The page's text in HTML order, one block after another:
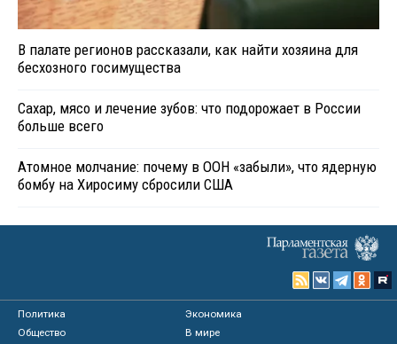
В палате регионов рассказали, как найти хозяина для
бесхозного госимущества
Сахар, мясо и лечение зубов: что подорожает в России
больше всего
Атомное молчание: почему в ООН «забыли», что ядерную
бомбу на Хиросиму сбросили США
Политика
Экономика
Общество
В мире